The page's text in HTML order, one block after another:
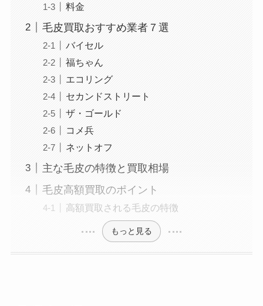
料金
毛皮買取おすすめ業者７選
バイセル
福ちゃん
エコリング
セカンドストリート
ザ・ゴールド
コメ兵
ネットオフ
主な毛皮の特徴と買取相場
毛皮高額買取のポイント
高額買取される毛皮の特徴
もっと見る